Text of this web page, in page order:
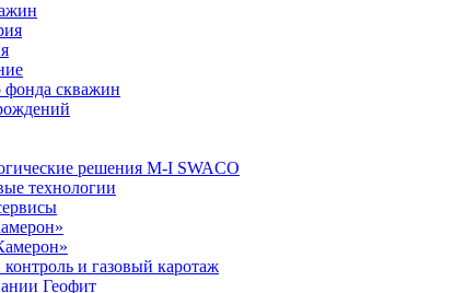
скважин
решения M-I SWACO
технологии
и газовый каротаж
Геофит